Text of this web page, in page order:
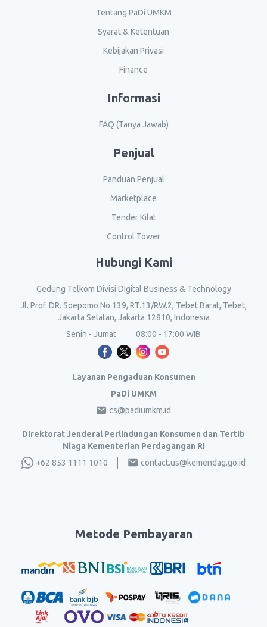
Tentang PaDi UMKM
Syarat & Ketentuan
Kebijakan Privasi
Finance
Informasi
FAQ (Tanya Jawab)
Penjual
Panduan Penjual
Marketplace
Tender Kilat
Control Tower
Hubungi Kami
Gedung Telkom Divisi Digital Business & Technology
Jl. Prof. DR. Soepomo No.139, RT.13/RW.2, Tebet Barat, Tebet,
Jakarta Selatan, Jakarta 12810, Indonesia
Senin - Jumat
08:00 - 17:00 WIB
Layanan Pengaduan Konsumen
PaDi UMKM
cs@padiumkm.id
Direktorat Jenderal Perlindungan Konsumen dan Tertib
Niaga Kementerian Perdagangan RI
+62 853 1111 1010
contact.us@kemendag.go.id
Metode Pembayaran